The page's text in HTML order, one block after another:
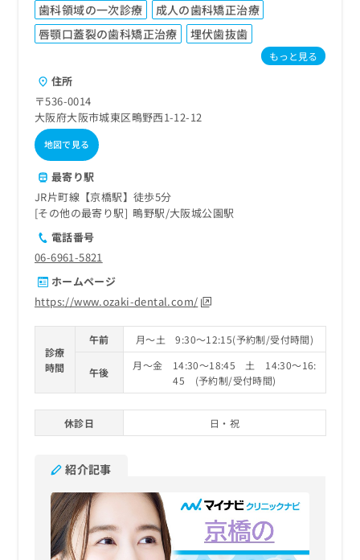
歯科領域の一次診療
成人の歯科矯正治療
唇顎口蓋裂の歯科矯正治療
埋伏歯抜歯
もっと見る
住所
〒536-0014
大阪府大阪市城東区鴫野西1-12-12
地図で見る
最寄り駅
JR片町線【京橋駅】徒歩5分
その他の最寄り駅
鴫野駅 大阪城公園駅
電話番号
06-6961-5821
ホームページ
https://www.ozaki-dental.com/
診療
時間
午前 月～土 9:30～12:15(予約制/受付時間)
午後
月～金 14:30～18:45 土 14:30～16:
45 (予約制/受付時間)
休診日 日・祝
紹介記事